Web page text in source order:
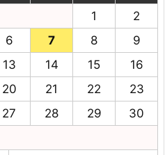
1
2
6 7 8
9
13 14 15
16
20 21 22
23
27 28 29
30